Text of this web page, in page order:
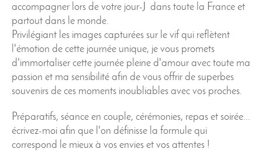
accompagner lors de votre jour-J dans toute la France et
partout dans le monde.
Privilégiant les images capturées sur le vif qui reflètent
l'émotion de cette journée unique, je vous promets
d'immortaliser cette journée pleine d'amour avec toute ma
passion et ma sensibilité afin de vous offrir de superbes
souvenirs de ces moments inoubliables avec vos proches.
Préparatifs, séance en couple, cérémonies, repas et soirée...
écrivez-moi afin que l'on définisse la formule qui
correspond le mieux à vos envies et vos attentes !